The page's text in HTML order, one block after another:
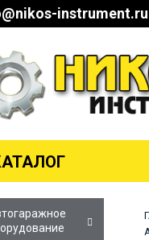
instrument.ru